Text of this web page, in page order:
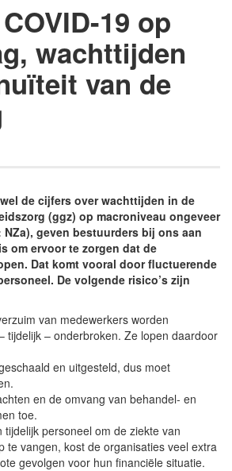
19 op
wachttijden
van de
de cijfers over wachttijden in de
(ggz) op macroniveau ongeveer
geven bestuurders bij ons aan
om ervoor te zorgen dat de
Dat komt vooral door fluctuerende
De volgende risico’s zijn
van medewerkers worden
tijdelijk – onderbroken. Ze lopen daardoor
en uitgesteld, dus moet
en de omvang van behandel- en
toe.
tijdelijk personeel om de ziekte van
te vangen, kost de organisaties veel extra
gevolgen voor hun financiële situatie.